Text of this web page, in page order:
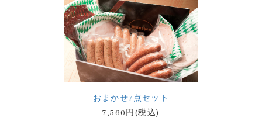
おまかせ7点セット
7,560円(税込)